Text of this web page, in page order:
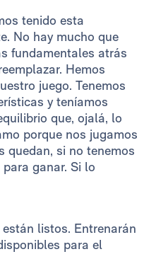
tenido esta
No hay mucho que
fundamentales atrás
Hemos
juego. Tenemos
y teníamos
que, ojalá, lo
porque nos jugamos
quedan, si no tenemos
ganar. Si lo
listos. Entrenarán
para el